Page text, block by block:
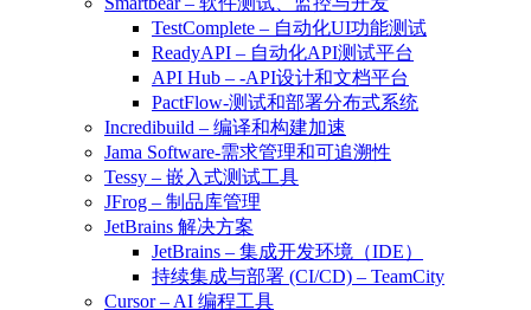
TestComplete – 自动化UI功能测试
ReadyAPI – 自动化API测试平台
API Hub – -API设计和文档平台
PactFlow-测试和部署分布式系统
Incredibuild – 编译和构建加速
Jama Software-需求管理和可追溯性
Tessy – 嵌入式测试工具
JFrog – 制品库管理
JetBrains 解决方案
JetBrains – 集成开发环境（IDE）
持续集成与部署 (CI/CD) – TeamCity
Cursor – AI 编程工具